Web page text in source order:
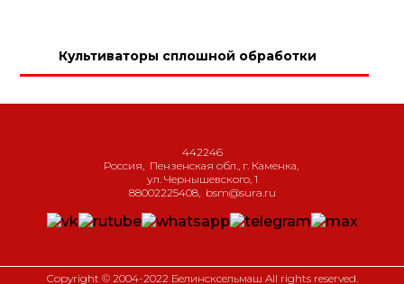
Культиваторы сплошной обработки
442246
Россия
Пензенская обл., г. Каменка
ул. Чернышевского, 1
88002225408, bsm@sura.ru
Copyright © 2004-2022 Белинсксельмаш All rights reserved.